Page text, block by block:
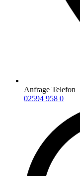
Anfrage Telefon
02594 958 0